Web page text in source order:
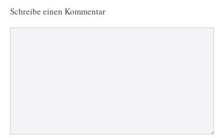
Schreibe einen Kommentar